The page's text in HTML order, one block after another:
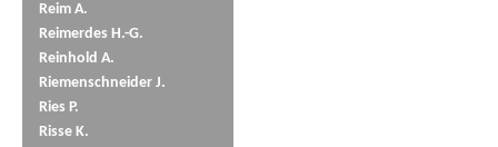
Reim A.
Reimerdes H.-G.
Reinhold A.
Riemenschneider J.
Ries P.
Risse K.